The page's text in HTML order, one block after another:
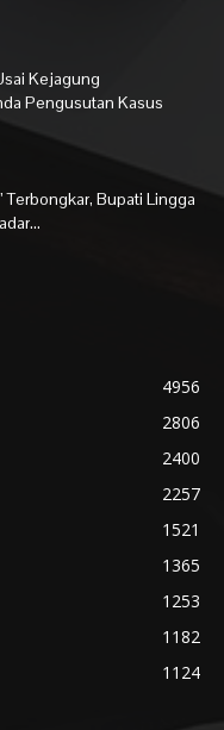
Kejagung
Pengusutan Kasus
Terbongkar, Bupati Lingga
4956
2806
2400
2257
1521
1365
1253
1182
1124